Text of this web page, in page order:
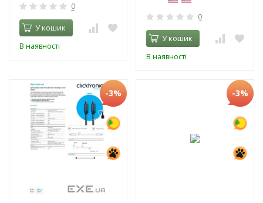
0
У кошик
В наявності
0
У кошик
В наявності
-3% -3%